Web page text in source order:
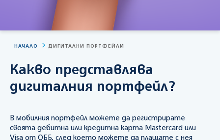
НАЧАЛО ДИГИТАЛНИ ПОРТФЕЙЛИ
Какво представлява
дигиталния портфейл?
В мобилния портфейл можете да регистрирате
своята дебитна или кредитна карта Mastercard или
Visa от ОББ, след което можете да плащате с нея